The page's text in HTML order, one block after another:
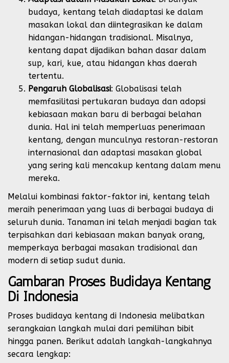
budaya, kentang telah diadaptasi ke dalam
masakan lokal dan diintegrasikan ke dalam
hidangan-hidangan tradisional. Misalnya,
kentang dapat dijadikan bahan dasar dalam
sup, kari, kue, atau hidangan khas daerah
tertentu.
Pengaruh Globalisasi: Globalisasi telah
memfasilitasi pertukaran budaya dan adopsi
kebiasaan makan baru di berbagai belahan
dunia. Hal ini telah memperluas penerimaan
kentang, dengan munculnya restoran-restoran
internasional dan adaptasi masakan global
yang sering kali mencakup kentang dalam menu
mereka.
Melalui kombinasi faktor-faktor ini, kentang telah
meraih penerimaan yang luas di berbagai budaya di
seluruh dunia. Tanaman ini telah menjadi bagian tak
terpisahkan dari kebiasaan makan banyak orang,
memperkaya berbagai masakan tradisional dan
modern di setiap sudut dunia.
Gambaran Proses Budidaya Kentang
Di Indonesia
Proses budidaya kentang di Indonesia melibatkan
serangkaian langkah mulai dari pemilihan bibit
hingga panen. Berikut adalah langkah-langkahnya
secara lengkap: